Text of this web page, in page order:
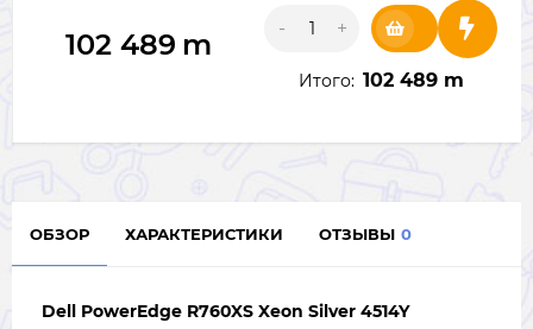
102 489 m - +
Итого: 102 489 m
ОБЗОР ХАРАКТЕРИСТИКИ ОТЗЫВЫ 0
Dell PowerEdge R760XS Xeon Silver 4514Y